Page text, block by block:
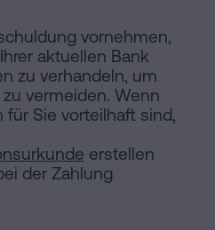
vornehmen,
aktuellen Bank
zu verhandeln, um
vermeiden. Wenn
für Sie vorteilhaft sind,
erstellen
der Zahlung